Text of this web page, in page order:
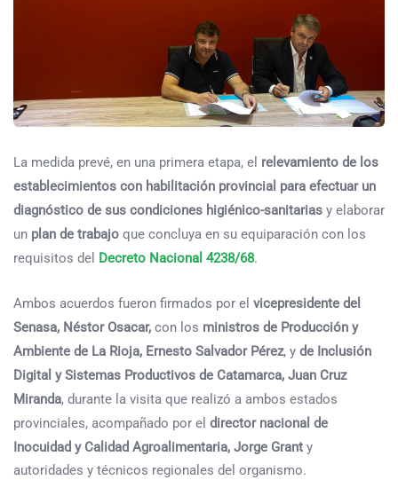
La medida prevé, en una primera etapa, el relevamiento de los
establecimientos con habilitación provincial para efectuar un
diagnóstico de sus condiciones higiénico-sanitarias y elaborar
un plan de trabajo que concluya en su equiparación con los
requisitos del Decreto Nacional 4238/68.
Ambos acuerdos fueron firmados por el vicepresidente del
Senasa, Néstor Osacar, con los ministros de Producción y
Ambiente de La Rioja, Ernesto Salvador Pérez, y de Inclusión
Digital y Sistemas Productivos de Catamarca, Juan Cruz
Miranda, durante la visita que realizó a ambos estados
provinciales, acompañado por el director nacional de
Inocuidad y Calidad Agroalimentaria, Jorge Grant y
autoridades y técnicos regionales del organismo.